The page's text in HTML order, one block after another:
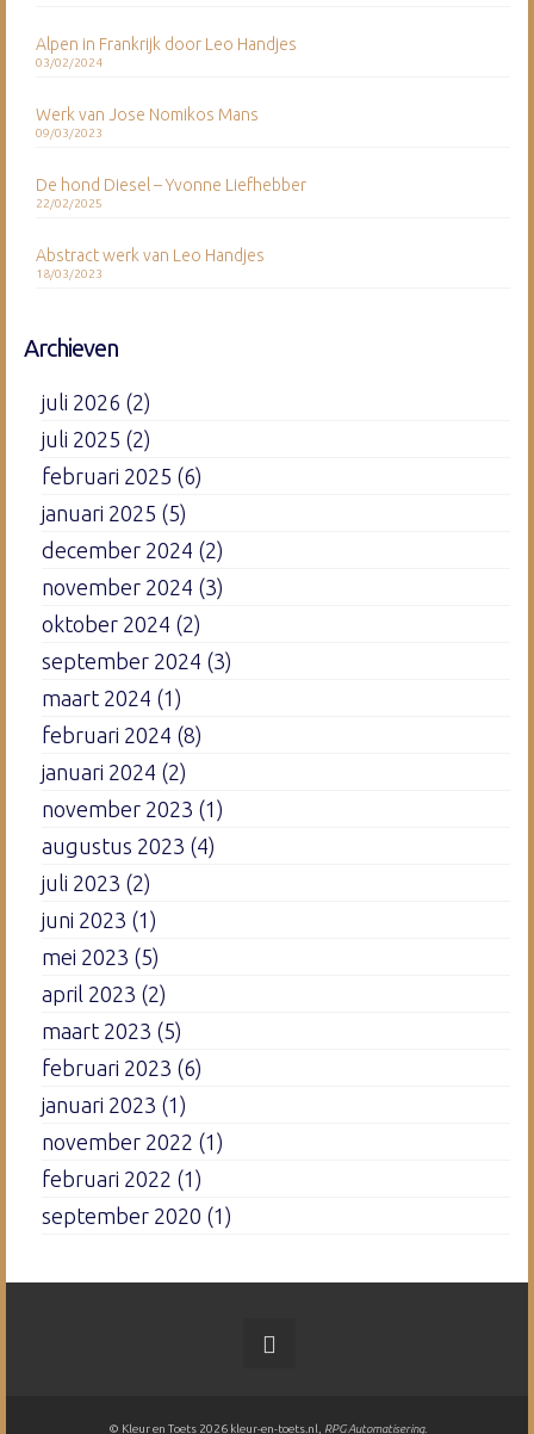
Alpen in Frankrijk door Leo Handjes
03/02/2024
Werk van Jose Nomikos Mans
09/03/2023
De hond Diesel – Yvonne Liefhebber
22/02/2025
Abstract werk van Leo Handjes
18/03/2023
Archieven
juli 2026 (2)
juli 2025 (2)
februari 2025 (6)
januari 2025 (5)
december 2024 (2)
november 2024 (3)
oktober 2024 (2)
september 2024 (3)
maart 2024 (1)
februari 2024 (8)
januari 2024 (2)
november 2023 (1)
augustus 2023 (4)
juli 2023 (2)
juni 2023 (1)
mei 2023 (5)
april 2023 (2)
maart 2023 (5)
februari 2023 (6)
januari 2023 (1)
november 2022 (1)
februari 2022 (1)
september 2020 (1)
© Kleur en Toets 2026 kleur-en-toets.nl, RPG Automatisering.